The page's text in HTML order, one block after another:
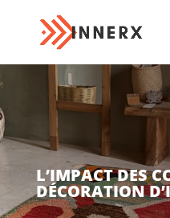
L’IMPACT DES
DÉCORATION